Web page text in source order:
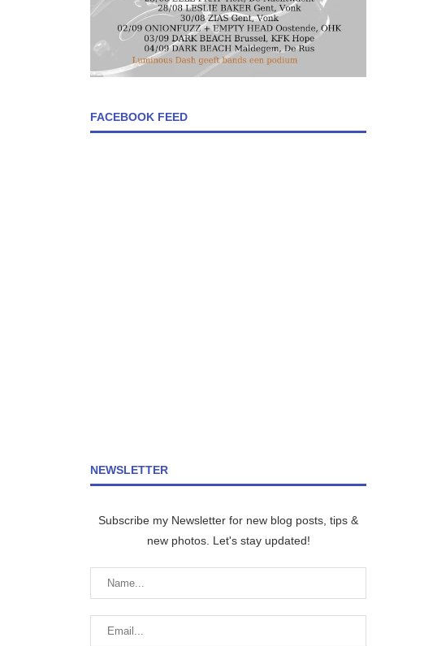
FACEBOOK FEED
NEWSLETTER
Subscribe my Newsletter for new blog posts, tips &
new photos. Let's stay updated!